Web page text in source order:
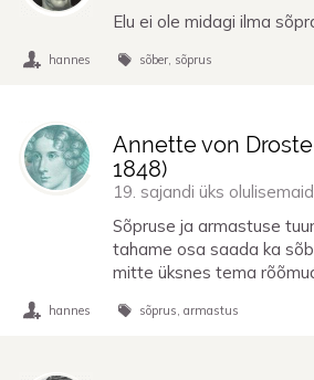
Elu ei ole midagi ilma
hannes sõber sõprus
Annette von
1848)
19. sajandi üks
Sõpruse ja armastuse
tahame osa saada ka
mitte üksnes tema
hannes sõprus armastus